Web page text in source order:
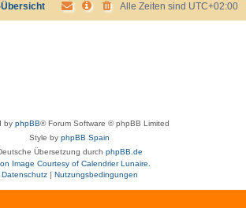
Übersicht Alle Zeiten sind UTC+02:00
by phpBB® Forum Software © phpBB Limited
Style by phpBB Spain
Übersetzung durch phpBB.de
Image Courtesy of Calendrier Lunaire.
Datenschutz| Nutzungsbedingungen